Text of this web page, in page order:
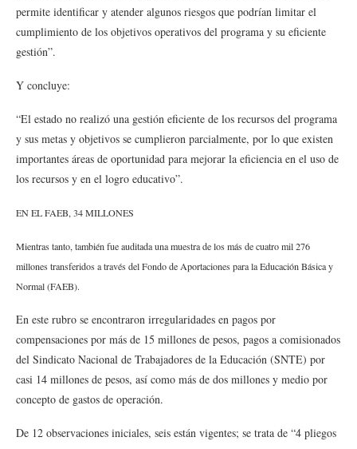
permite identificar y atender algunos riesgos que podrían limitar el
cumplimiento de los objetivos operativos del programa y su eficiente
gestión”.
Y concluye:
“El estado no realizó una gestión eficiente de los recursos del programa
y sus metas y objetivos se cumplieron parcialmente, por lo que existen
importantes áreas de oportunidad para mejorar la eficiencia en el uso de
los recursos y en el logro educativo”.
EN EL FAEB, 34 MILLONES
Mientras tanto, también fue auditada una muestra de los más de cuatro mil 276
millones transferidos a través del Fondo de Aportaciones para la Educación Básica y
Normal (FAEB).
En este rubro se encontraron irregularidades en pagos por
compensaciones por más de 15 millones de pesos, pagos a comisionados
del Sindicato Nacional de Trabajadores de la Educación (SNTE) por
casi 14 millones de pesos, así como más de dos millones y medio por
concepto de gastos de operación.
De 12 observaciones iniciales, seis están vigentes; se trata de “4 pliegos